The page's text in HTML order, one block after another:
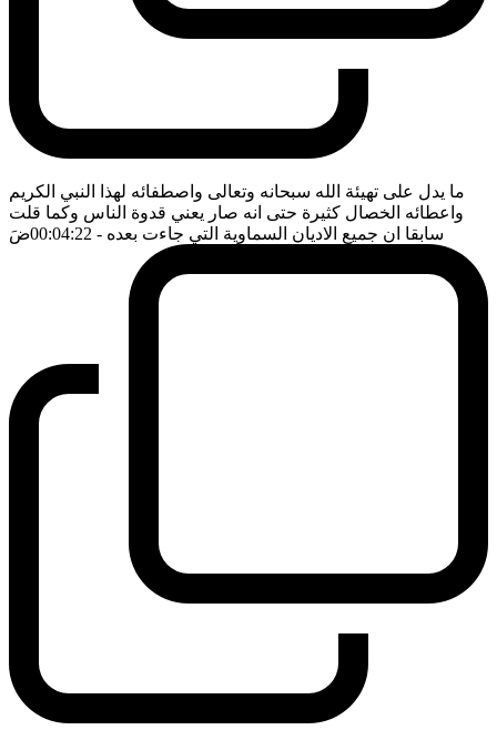
ما يدل على تهيئة الله سبحانه وتعالى واصطفائه لهذا النبي الكريم
واعطائه الخصال كثيرة حتى انه صار يعني قدوة الناس وكما قلت
سابقا ان جميع الاديان السماوية التي جاءت بعده - 00:04:22 ضَ